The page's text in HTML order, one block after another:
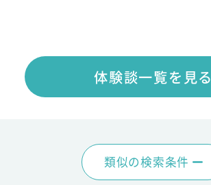
体験談一覧を見る
類似の検索条件